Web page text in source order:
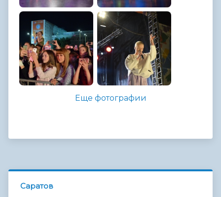
Еще фотографии
Саратов